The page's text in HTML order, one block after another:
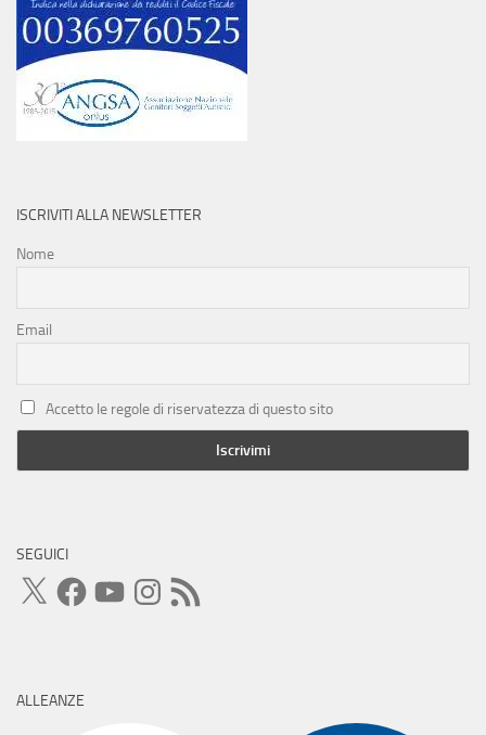
ISCRIVITI ALLA NEWSLETTER
Nome
Email
Accetto le regole di riservatezza di questo sito
SEGUICI
X FacebookYouTubeInstagram
Feed
RSS
ALLEANZE